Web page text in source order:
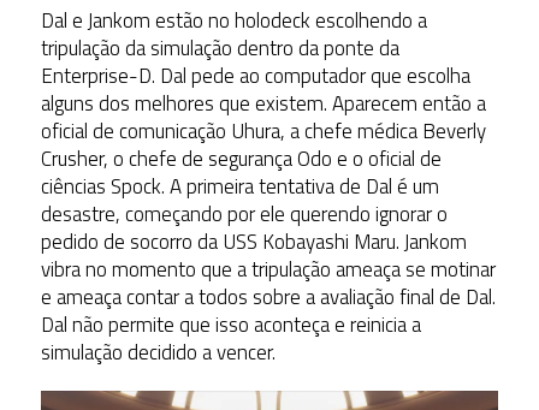
Dal e Jankom estão no holodeck escolhendo a
tripulação da simulação dentro da ponte da
Enterprise-D. Dal pede ao computador que escolha
alguns dos melhores que existem. Aparecem então a
oficial de comunicação Uhura, a chefe médica Beverly
Crusher, o chefe de segurança Odo e o oficial de
ciências Spock. A primeira tentativa de Dal é um
desastre, começando por ele querendo ignorar o
pedido de socorro da USS Kobayashi Maru. Jankom
vibra no momento que a tripulação ameaça se motinar
e ameaça contar a todos sobre a avaliação final de Dal.
Dal não permite que isso aconteça e reinicia a
simulação decidido a vencer.